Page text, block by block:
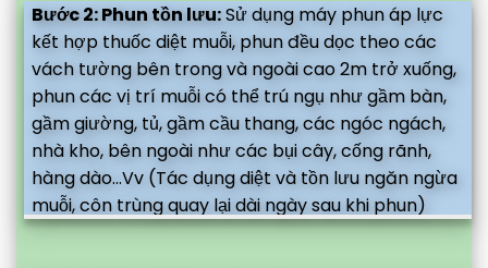
Bước 2: Phun tồn lưu:Sử dụng máy phun áp lực
kết hợp thuốc diệt muỗi, phun đều dọc theo các
vách tường bên trong và ngoài cao 2m trở xuống,
phun các vị trí muỗi có thể trú ngụ như gầm bàn,
gầm giường, tủ, gầm cầu thang, các ngóc ngách,
nhà kho, bên ngoài như các bụi cây, cống rãnh,
hàng dào...Vv (Tác dụng diệt và tồn lưu ngăn ngừa
muỗi, côn trùng quay lại dài ngày sau khi phun)